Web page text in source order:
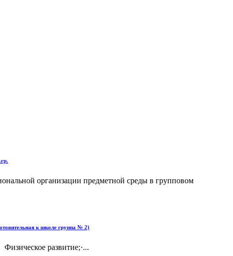
организации предметной среды в групповом
к школе группа № 2)
развитие;·...